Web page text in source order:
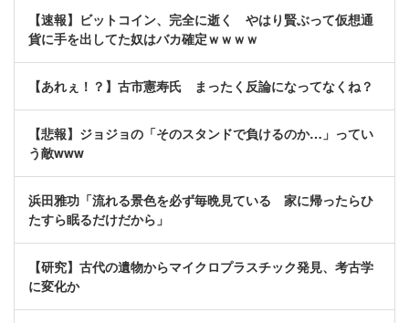
【速報】ビットコイン、完全に逝く やはり賢ぶって仮想通
貨に手を出してた奴はバカ確定ｗｗｗｗ
【あれぇ！？】古市憲寿氏 まったく反論になってなくね？
【悲報】ジョジョの「そのスタンドで負けるのか…」ってい
う敵www
浜田雅功「流れる景色を必ず毎晩見ている 家に帰ったらひ
たすら眠るだけだから」
【研究】古代の遺物からマイクロプラスチック発見、考古学
に変化か